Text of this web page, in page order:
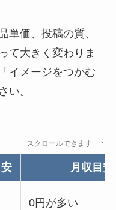
単価、投稿の質、
て大きく変わりま
イメージをつかむ
い。
スクロールできます
月収目安
0円が多い